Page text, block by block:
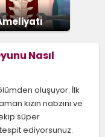
Nasıl
oluşuyor. İlk
kızın nabzını ve
süper
ediyorsunuz.